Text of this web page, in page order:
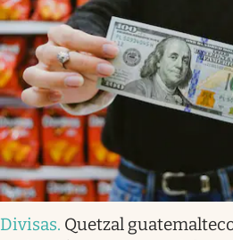
Divisas. Quetzal